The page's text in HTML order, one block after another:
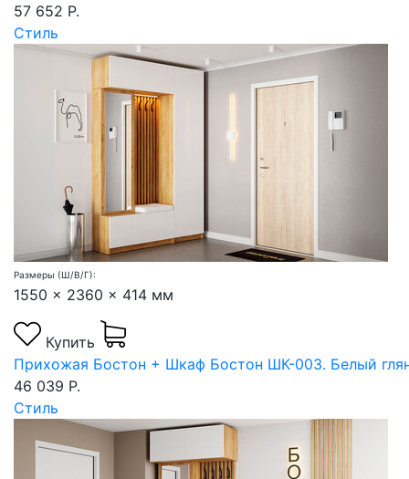
57 652 Р.
Стиль
Размеры (Ш/В/Г):
1550 x 2360 x 414 мм
Купить
Прихожая Бостон + Шкаф Бостон ШК-003. Белый
46 039 Р.
Стиль